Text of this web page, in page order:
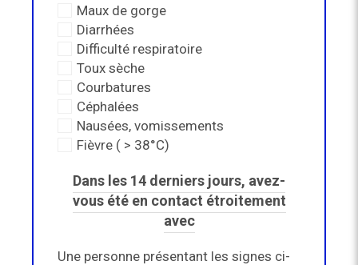
Maux de gorge
Diarrhées
Difficulté respiratoire
Toux sèche
Courbatures
Céphalées
Nausées, vomissements
Fièvre ( > 38°C)
Dans les 14 derniers jours, avez-
vous été en contact étroitement
avec
Une personne présentant les signes ci-